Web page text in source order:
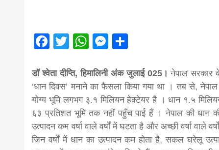
news in
from
Facebook
TwitterWhatsApp
Messenger
डॉ श्वेता दीप्ति, हिमालिनी अंक जुलाई 025।नेपाल सरकार
‘धान दिवस’ मनाने का फैसला किया गया था । तब से,
योग्य भूमि लगभग ३.१ मिलियन हेक्टेयर है । धान १.५
६३ प्रतिशत भूमि तक नहीं पहुँच पाई हैं । नेपाल की धान
उत्पादन कम वर्षा वाले वर्षों में घटता है और अच्छी वर्षा
जिन वर्षों में धान का उत्पादन कम होता है, सकल घरेलू
आज का पंचांग: आज दिनांक 2 अगस्त 2026